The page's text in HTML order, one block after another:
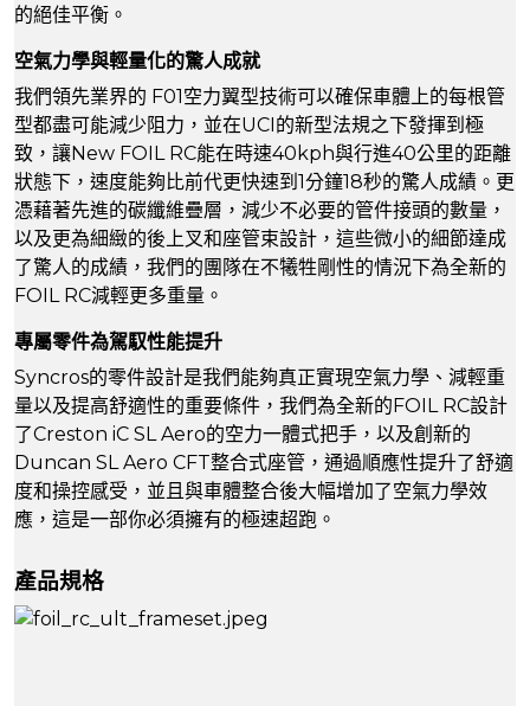
的絕佳平衡。
空氣力學與輕量化的驚人成就
我們領先業界的 F01空力翼型技術可以確保車體上的每根管
型都盡可能減少阻力，並在UCI的新型法規之下發揮到極
致，讓New FOIL RC能在時速40kph與行進40公里的距離
狀態下，速度能夠比前代更快速到1分鐘18秒的驚人成績。更
憑藉著先進的碳纖維疊層，減少不必要的管件接頭的數量，
以及更為細緻的後上叉和座管束設計，這些微小的細節達成
了驚人的成績，我們的團隊在不犧牲剛性的情況下為全新的
FOIL RC減輕更多重量。
專屬零件為駕馭性能提升
Syncros的零件設計是我們能夠真正實現空氣力學、減輕重
量以及提高舒適性的重要條件，我們為全新的FOIL RC設計
了Creston iC SL Aero的空力一體式把手，以及創新的
Duncan SL Aero CFT整合式座管，通過順應性提升了舒適
度和操控感受，並且與車體整合後大幅增加了空氣力學效
應，這是一部你必須擁有的極速超跑。
產品規格